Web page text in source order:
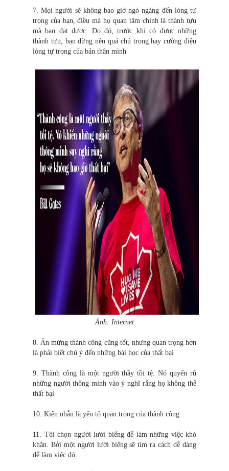
7. Mọi người sẽ không bao giờ ngó ngàng đến lòng tự
trọng của bạn, điều mà họ quan tâm chính là thành tựu
mà bạn đạt được. Do đó, trước khi có được những
thành tựu, bạn đừng nên quá chú trọng hay cường điệu
lòng tự trọng của bản thân mình
Ảnh: Internet
8. Ăn mừng thành công cũng tốt, nhưng quan trọng hơn
là phải biết chú ý đến những bài học của thất bại
9. Thành công là một người thầy tồi tệ. Nó quyến rũ
những người thông minh vào ý nghĩ rằng họ không thể
thất bại
10. Kiên nhẫn là yếu tố quan trọng của thành công
11. Tôi chọn người lười biếng để làm những việc khó
khăn. Bởi một người lười biếng sẽ tìm ra cách dễ dàng
để làm việc đó.